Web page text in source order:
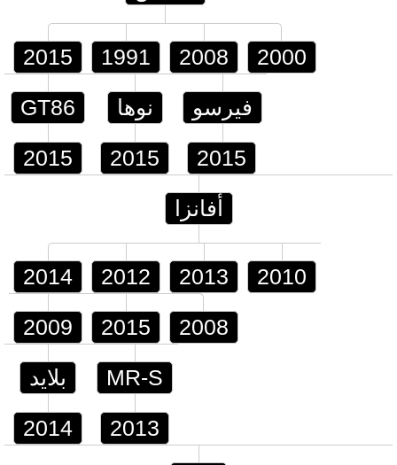
2015 1991 2008 2000
GT86
2015
نوها
2015
فيرسو
2015
أفانزا
2014 2012 2013 2010
2009 2015 2008
بلايد
2014
MR-S
2013